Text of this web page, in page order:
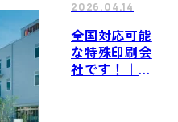
2026.04.14
全国対応可能
な特殊印刷会
社です！｜2